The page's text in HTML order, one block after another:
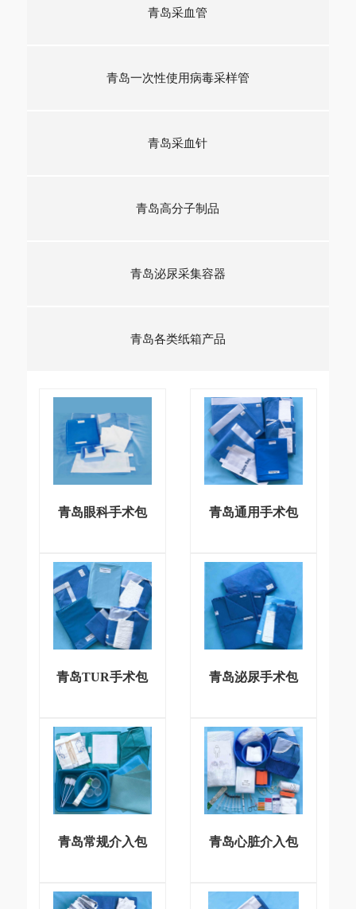
青岛采血管
青岛一次性使用病毒采样管
青岛采血针
青岛高分子制品
青岛泌尿采集容器
青岛各类纸箱产品
青岛眼科手术包 青岛通用手术包
青岛TUR手术包 青岛泌尿手术包
青岛常规介入包 青岛心脏介入包